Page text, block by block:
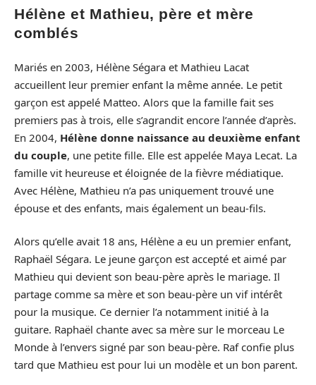
Hélène et Mathieu, père et mère
comblés
Mariés en 2003, Hélène Ségara et Mathieu Lacat
accueillent leur premier enfant la même année. Le petit
garçon est appelé Matteo. Alors que la famille fait ses
premiers pas à trois, elle s’agrandit encore l’année d’après.
En 2004, Hélène donne naissance au deuxième enfant
du couple, une petite fille. Elle est appelée Maya Lecat. La
famille vit heureuse et éloignée de la fièvre médiatique.
Avec Hélène, Mathieu n’a pas uniquement trouvé une
épouse et des enfants, mais également un beau-fils.
Alors qu’elle avait 18 ans, Hélène a eu un premier enfant,
Raphaël Ségara. Le jeune garçon est accepté et aimé par
Mathieu qui devient son beau-père après le mariage. Il
partage comme sa mère et son beau-père un vif intérêt
pour la musique. Ce dernier l’a notamment initié à la
guitare. Raphaël chante avec sa mère sur le morceau Le
Monde à l’envers signé par son beau-père. Raf confie plus
tard que Mathieu est pour lui un modèle et un bon parent.